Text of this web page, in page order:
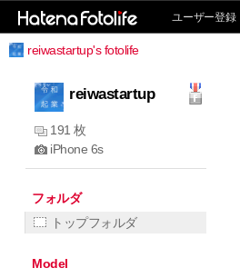
ユーザー登録
reiwastartup's fotolife
reiwastartup
191 枚
iPhone 6s
フォルダ
トップフォルダ
Model